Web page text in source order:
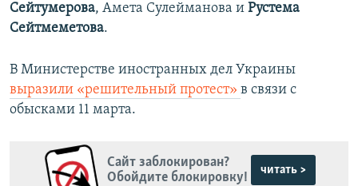
Сейтумерова, Амета Сулейманова и Рустема
Сейтмеметова.
В Министерстве иностранных дел Украины
выразили «решительный протест» в связи с
обысками 11 марта.
Сайт заблокирован?
Обойдите блокировку!
читать >